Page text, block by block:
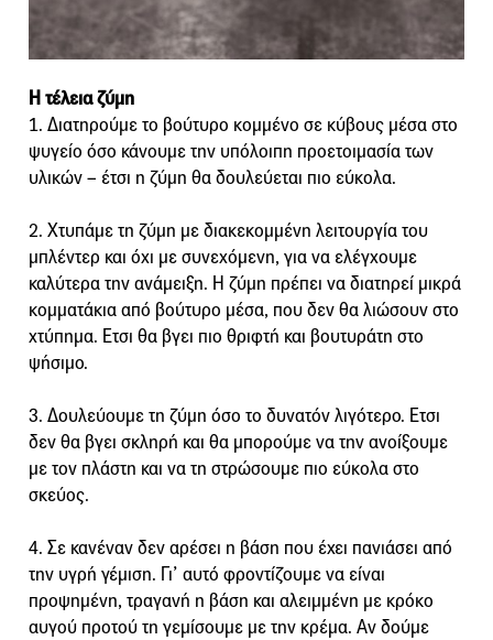
Η τέλεια ζύμη
1. Διατηρούμε το βούτυρο κομμένο σε κύβους μέσα στο
ψυγείο όσο κάνουμε την υπόλοιπη προετοιμασία των
υλικών – έτσι η ζύμη θα δουλεύεται πιο εύκολα.
2. Χτυπάμε τη ζύμη με διακεκομμένη λειτουργία του
μπλέντερ και όχι με συνεχόμενη, για να ελέγχουμε
καλύτερα την ανάμειξη. Η ζύμη πρέπει να διατηρεί μικρά
κομματάκια από βούτυρο μέσα, που δεν θα λιώσουν στο
χτύπημα. Ετσι θα βγει πιο θριφτή και βουτυράτη στο
ψήσιμο.
3. Δουλεύουμε τη ζύμη όσο το δυνατόν λιγότερο. Ετσι
δεν θα βγει σκληρή και θα μπορούμε να την ανοίξουμε
με τον πλάστη και να τη στρώσουμε πιο εύκολα στο
σκεύος.
4. Σε κανέναν δεν αρέσει η βάση που έχει πανιάσει από
την υγρή γέμιση. Γι’ αυτό φροντίζουμε να είναι
προψημένη, τραγανή η βάση και αλειμμένη με κρόκο
αυγού πρoτού τη γεμίσουμε με την κρέμα. Αν δούμε